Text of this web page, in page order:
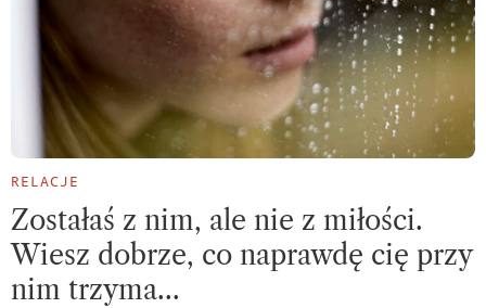
RELACJE
​Zostałaś z nim, ale nie z miłości.
Wiesz dobrze, co naprawdę cię przy
nim trzyma…